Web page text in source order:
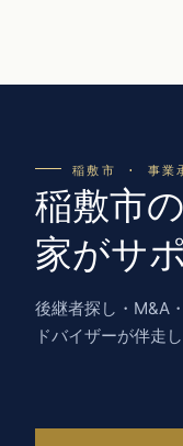
稲敷市 · 事業
稲敷市
家がサ
後継者探し・M&A
ドバイザーが伴走し